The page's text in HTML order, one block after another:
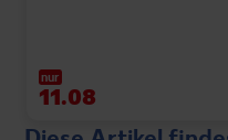
nur
11.08